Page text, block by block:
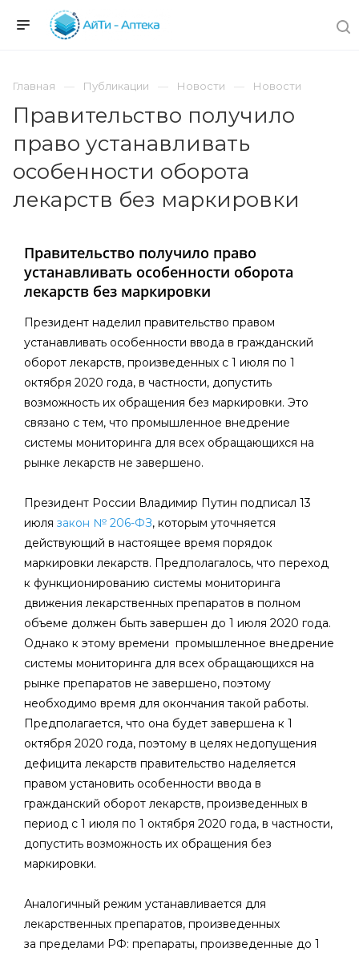
Главная Публикации Новости Новости
Правительство получило
право устанавливать
особенности оборота
лекарств без маркировки
Правительство получило право
устанавливать особенности оборота
лекарств без маркировки
Президент наделил правительство правом
устанавливать особенности ввода в гражданский
оборот лекарств, произведенных с 1 июля по 1
октября 2020 года, в частности, допустить
возможность их обращения без маркировки. Это
связано с тем, что промышленное внедрение
системы мониторинга для всех обращающихся на
рынке лекарств не завершено.
Президент России Владимир Путин подписал 13
июля закон № 206-ФЗ, которым уточняется
действующий в настоящее время порядок
маркировки лекарств. Предполагалось, что переход
к функционированию системы мониторинга
движения лекарственных препаратов в полном
объеме должен быть завершен до 1 июля 2020 года.
Однако к этому времени промышленное внедрение
системы мониторинга для всех обращающихся на
рынке препаратов не завершено, поэтому
необходимо время для окончания такой работы.
Предполагается, что она будет завершена к 1
октября 2020 года, поэтому в целях недопущения
дефицита лекарств правительство наделяется
правом установить особенности ввода в
гражданский оборот лекарств, произведенных в
период с 1 июля по 1 октября 2020 года, в частности,
допустить возможность их обращения без
маркировки.
Аналогичный режим устанавливается для
лекарственных препаратов, произведенных
за пределами РФ: препараты, произведенные до 1